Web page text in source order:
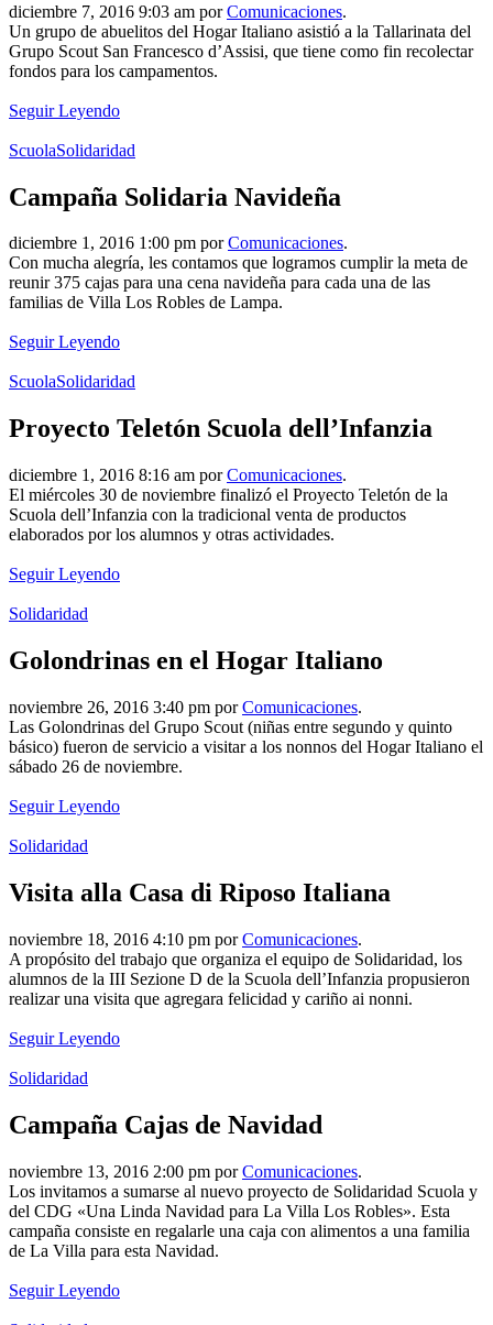
diciembre 7, 2016 9:03 am porComunicaciones.
Un grupo de abuelitos del Hogar Italiano asistió a la Tallarinata del
Grupo Scout San Francesco d’Assisi, que tiene como fin recolectar
fondos para los campamentos.
Seguir Leyendo
ScuolaSolidaridad
Campaña Solidaria Navideña
diciembre 1, 2016 1:00 pm porComunicaciones.
Con mucha alegría, les contamos que logramos cumplir la meta de
reunir 375 cajas para una cena navideña para cada una de las
familias de Villa Los Robles de Lampa.
Seguir Leyendo
ScuolaSolidaridad
Proyecto Teletón Scuola dell’Infanzia
diciembre 1, 2016 8:16 am porComunicaciones.
El miércoles 30 de noviembre finalizó el Proyecto Teletón de la
Scuola dell’Infanzia con la tradicional venta de productos
elaborados por los alumnos y otras actividades.
Seguir Leyendo
Solidaridad
Golondrinas en el Hogar Italiano
noviembre 26, 2016 3:40 pm porComunicaciones.
Las Golondrinas del Grupo Scout (niñas entre segundo y quinto
básico) fueron de servicio a visitar a los nonnos del Hogar Italiano el
sábado 26 de noviembre.
Seguir Leyendo
Solidaridad
Visita alla Casa di Riposo Italiana
noviembre 18, 2016 4:10 pm porComunicaciones.
A propósito del trabajo que organiza el equipo de Solidaridad, los
alumnos de la III Sezione D de la Scuola dell’Infanzia propusieron
realizar una visita que agregara felicidad y cariño ai nonni.
Seguir Leyendo
Solidaridad
Campaña Cajas de Navidad
noviembre 13, 2016 2:00 pm porComunicaciones.
Los invitamos a sumarse al nuevo proyecto de Solidaridad Scuola y
del CDG «Una Linda Navidad para La Villa Los Robles». Esta
campaña consiste en regalarle una caja con alimentos a una familia
de La Villa para esta Navidad.
Seguir Leyendo